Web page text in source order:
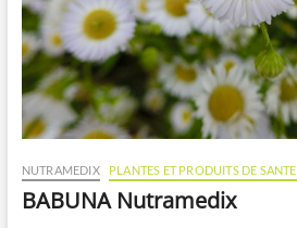
NUTRAMEDIX PLANTES ET PRODUITS DE SANTE
BABUNA Nutramedix